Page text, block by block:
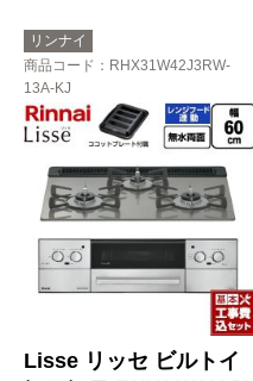
リンナイ
商品コード ：RHX31W42J3RW-
13A-KJ
Lisse リッセ ビルトイ